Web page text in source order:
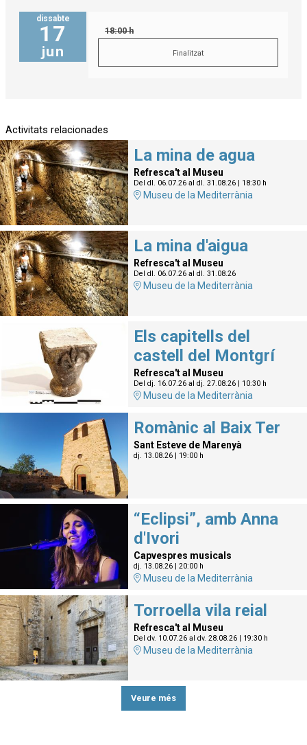
dissabte
17
jun
18:00 h
Finalitzat
Activitats relacionades
La mina de agua
Refresca't al Museu
Del dl. 06.07.26al dl. 31.08.26| 18:30 h
Museu de la Mediterrània
La mina d'aigua
Refresca't al Museu
Del dl. 06.07.26al dl. 31.08.26
Museu de la Mediterrània
Els capitells del
castell del Montgrí
Refresca't al Museu
Del dj. 16.07.26al dj. 27.08.26| 10:30 h
Museu de la Mediterrània
Romànic al Baix Ter
Sant Esteve de Marenyà
dj. 13.08.26| 19:00 h
“Eclipsi”, amb Anna
d'Ivori
Capvespres musicals
dj. 13.08.26| 20:00 h
Museu de la Mediterrània
Torroella vila reial
Refresca't al Museu
Del dv. 10.07.26al dv. 28.08.26| 19:30 h
Museu de la Mediterrània
Veure més